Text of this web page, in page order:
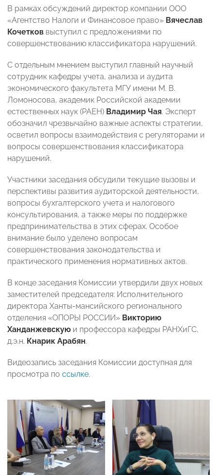
В рамках обсуждений директор компании ООО
«Агентство Налоги и Финансовое право» Вячеслав
Кочетков выступил с предложениями по
совершенствованию классификатора нарушений.
С отдельным мнением выступил главный научный
сотрудник кафедры учета, анализа и аудита
экономического факультета МГУ имени М. В.
Ломоносова, академик Российской академии
естественных наук (РАЕН) Владимир Чая. Эксперт
обозначил чрезвычайно важные аспекты стратегии,
осветил вопросы взаимодействия с регуляторами и
вопросы совершенствования классификатора
нарушений.
Участники заседания обсудили текущие вызовы и
перспективы развития аудиторской деятельности,
вопросы бухгалтерского учета и налогового
консультирования, а также меры по поддержке
предпринимательства в этих сферах. Особое
внимание было уделено вопросам
совершенствования законодательства и
практического применения нормативных актов.
В конце заседания Комиссии утвердили двух новых
заместителей председателя: Исполнительного
директора Ханты-мансийского регионального
отделения «ОПОРЫ РОССИИ» Викторию
Ханданжевскую и профессора кафедры РАНХиГС,
д.э.н. Кнарик Арабян.
Видеозапись заседания Комиссии доступная для
просмотра по ссылке.